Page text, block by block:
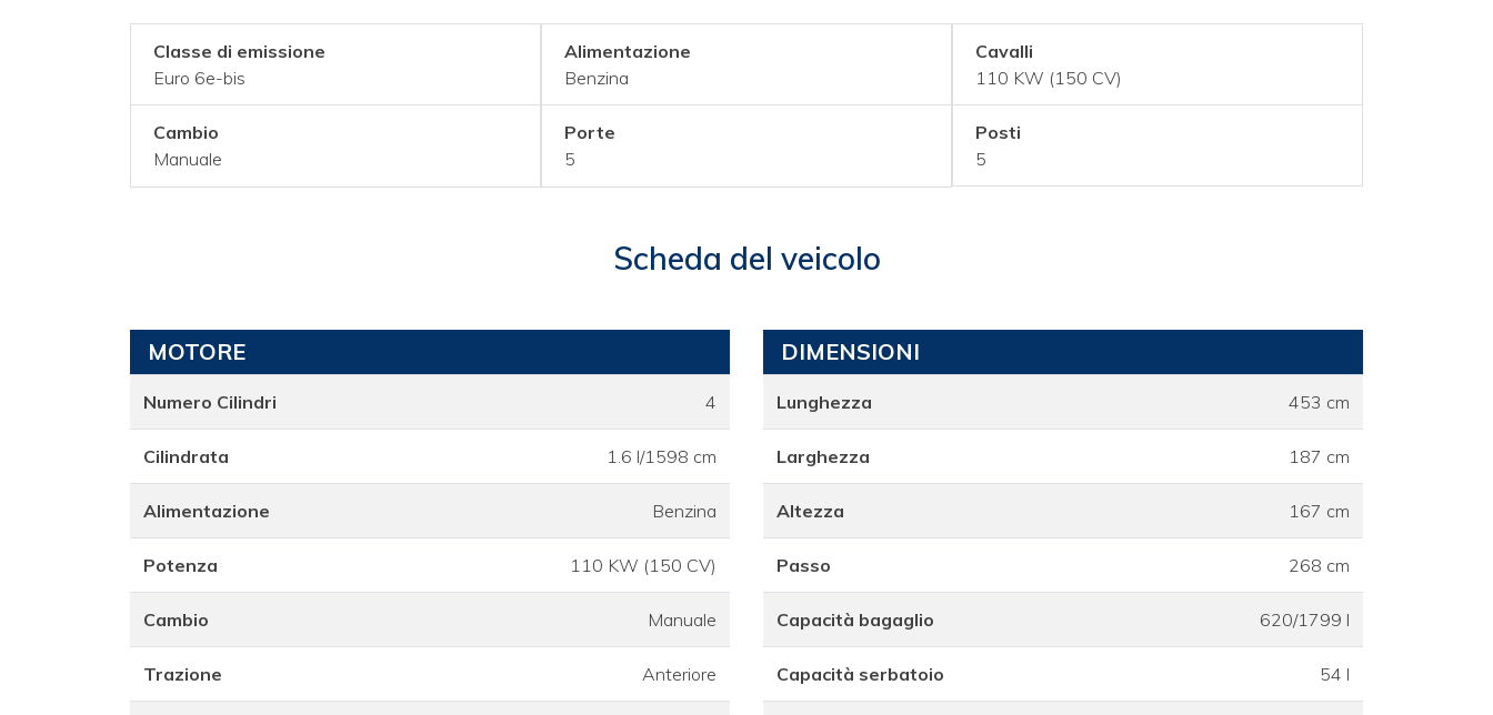
Classe di emissione
Euro 6e-bis
Alimentazione
Benzina
Cavalli
110 KW (150 CV)
Cambio
Manuale
Porte
5
Posti
5
Scheda del veicolo
MOTORE
Numero Cilindri 4
Cilindrata 1.6 l/1598 cm
Alimentazione Benzina
Potenza 110 KW (150 CV)
Cambio Manuale
Trazione Anteriore
DIMENSIONI
Lunghezza 453 cm
Larghezza 187 cm
Altezza 167 cm
Passo 268 cm
Capacità bagaglio 620/1799 l
Capacità serbatoio 54 l